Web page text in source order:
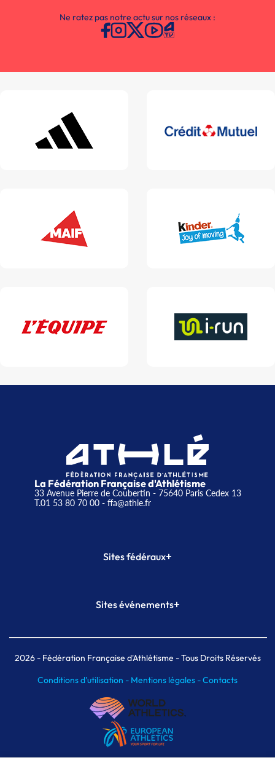
Ne ratez pas notre actu sur nos réseaux :
La Fédération Française d'Athlétisme
33 Avenue Pierre de Coubertin - 75640 Paris Cedex 13
T.01 53 80 70 00- ffa@athle.fr
Sites fédéraux+
Plateforme Formation
Sites événements+
Meeting de Paris indoor
MAIF Ekiden de Paris
2026- Fédération Française d'Athlétisme - Tous Droits Réservés
Conditions d'utilisation - Mentions légales -Contacts